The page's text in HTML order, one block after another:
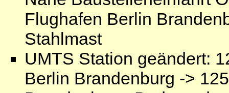
Flughafen Berlin
Stahlmast
UMTS Station geändert:
Berlin Brandenburg ->